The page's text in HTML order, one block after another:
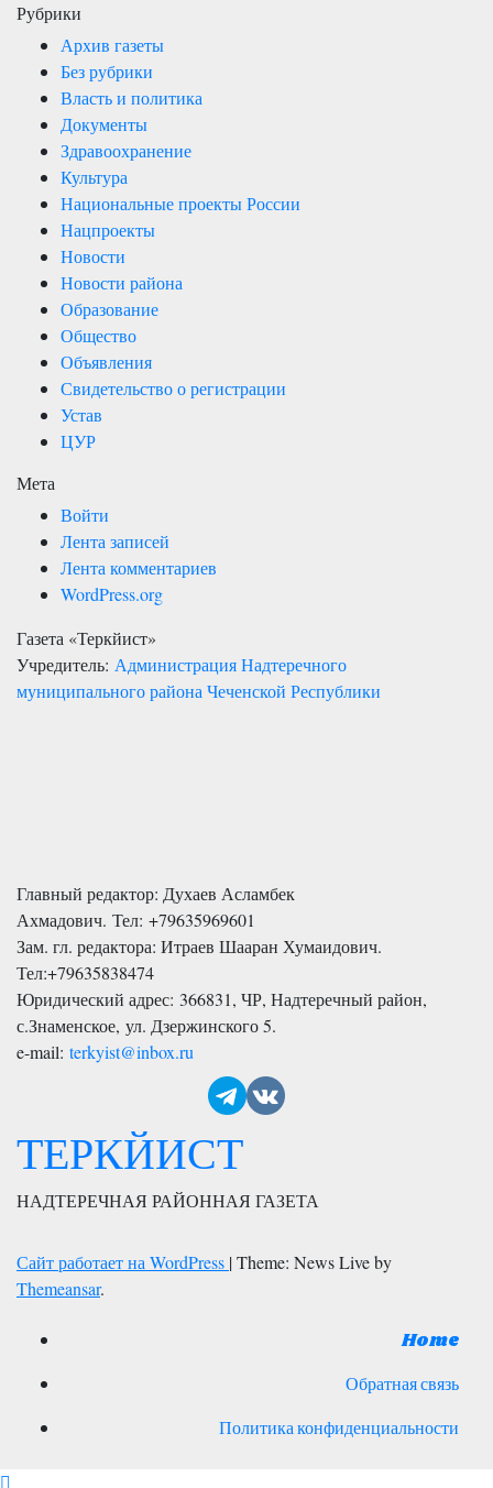
Рубрики
Архив газеты
Без рубрики
Власть и политика
Документы
Здравоохранение
Культура
Национальные проекты России
Нацпроекты
Новости
Новости района
Образование
Общество
Объявления
Свидетельство о регистрации
Устав
ЦУР
Мета
Войти
Лента записей
Лента комментариев
WordPress.org
Газета «Теркйист»
Учредитель: Администрация Надтеречного
муниципального района Чеченской Республики
Главный редактор: Духаев Асламбек
Ахмадович. Тел: +79635969601
Зам. гл. редактора: Итраев Шааран Хумаидович.
Тел:+79635838474
Юридический адрес: 366831, ЧР, Надтеречный район,
с.Знаменское, ул. Дзержинского 5.
e-mail: terkyist@inbox.ru
ТЕРКЙИСТ
НАДТЕРЕЧНАЯ РАЙОННАЯ ГАЗЕТА
Сайт работает на WordPress |Theme: News Live by
Themeansar.
Home
Обратная связь
Политика конфиденциальности